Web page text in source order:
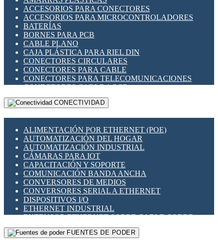
INDICADORES PARA PANEL
INTERFACES DE RELÉ
INTERRUPTORES FIN DE CARRERA
LLAVES CONMUTADORAS
MEDIDORES DE ENERGÍA Y TC'S DE CORRIENTE
MOTORES PASO A PASO
PANTALLAS HMI
PLC -CONTROLADORES LÓGICO PROGRAMABLES
PROGRAMADORES DE HORARIO
RELÉS DE PROTECCIÓN
SENSORES CAPACITIVOS
SENSORES INDUCTIVOS
TEMPORIZADORES
VARIACS
VARIADORES DE FRECUENCIA [VDF]
SECCIONADORES - INTERRUPTORES
MAQUINARIA
ACCESORIOS PARA CONECTORES
ACCESORIOS PARA MICROCONTROLADORES
BATERÍAS
BORNES PARA PCB
CABLE PLANO
CAJA PLÁSTICA PARA RIEL DIN
CONECTORES CIRCULARES
CONECTORES PARA CABLE
CONECTORES PARA TELECOMUNICACIONES
CONECTORES CABLE A PCB
CONECTORES PCB A CABLE
DIP SWITCHES
HERRAMIENTAS VARIAS
ILUMINACIÓN LED
INTERRUPTORES REED
INTERFACES DE RELÉ
OTROS RELÉS
PROTECCIÓN TÉRMICA
RELÉS AUTOMOTRICES
RELÉS DE SEÑAL
RELÉS DE ESTADO SÓLIDO SSR
RELÉS INDUSTRIALES
RELÉS MINIATURA DE POTENCIA
SENSORES MAGNÉTICOS
CONECTIVIDAD
ALIMENTACIÓN POR ETHERNET (POE)
AUTOMATIZACIÓN DEL HOGAR
AUTOMATIZACIÓN INDUSTRIAL
CÁMARAS PARA IOT
CAPACITACIÓN Y SOPORTE
COMUNICACIÓN BANDA ANCHA
CONVERSORES DE MEDIOS
CONVERSORES SERIAL A ETHERNET
DISPOSITIVOS I/O
ETHERNET INDUSTRIAL
EXTENSOR ETHERNET SOBRE CABLE COBRE
GATEWAY LORAWAN
GESTIÓN DE REDESFUENTES DE PODER